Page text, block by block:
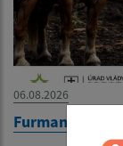
06.08.2026
Furmanské